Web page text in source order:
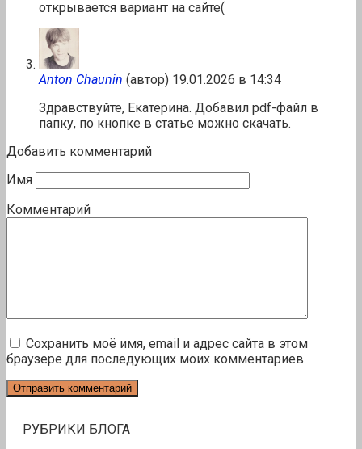
открывается вариант на сайте(
Anton Chaunin (автор) 19.01.2026 в 14:34
Здравствуйте, Екатерина. Добавил pdf-файл в
папку, по кнопке в статье можно скачать.
Добавить комментарий
Имя
Комментарий
Сохранить моё имя, email и адрес сайта в этом
браузере для последующих моих комментариев.
РУБРИКИ БЛОГА